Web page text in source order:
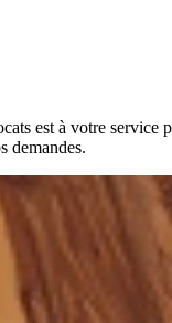
est à votre service
demandes.